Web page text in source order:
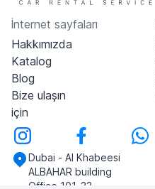
İnternet sayfaları
Hakkımızda
Katalog
Blog
Bize ulaşın
için
Dubai - Al Khabeesi
ALBAHAR building
Office 101-33